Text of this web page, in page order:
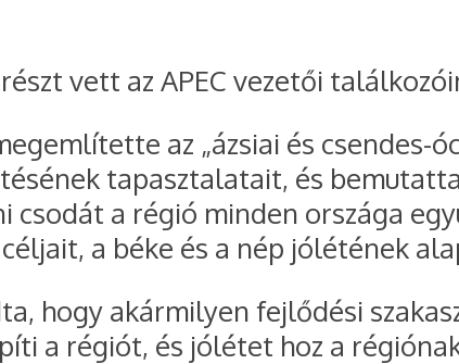
vett az APEC vezetői
az „ázsiai és csendes-
tapasztalatait, és
csodát a régió minden országa
a béke és a nép jólétének
hogy akármilyen fejlődési
a régiót, és jólétet hoz a